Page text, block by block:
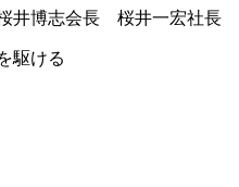
井博志会長 桜井一宏社長
駆ける